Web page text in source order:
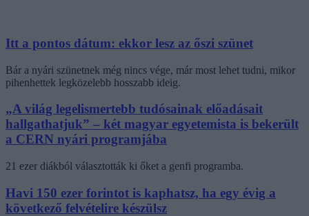
Itt a pontos dátum: ekkor lesz az őszi szünet
Bár a nyári szünetnek még nincs vége, már most lehet tudni, mikor
pihenhettek legközelebb hosszabb ideig.
„A világ legelismertebb tudósainak előadásait
hallgathatjuk” – két magyar egyetemista is bekerült
a CERN nyári programjába
21 ezer diákból választották ki őket a genfi programba.
Havi 150 ezer forintot is kaphatsz, ha egy évig a
következő felvételire készülsz